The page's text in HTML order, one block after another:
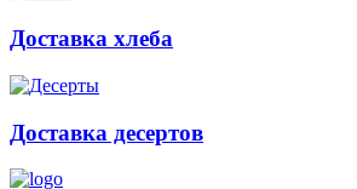
Доставка хлеба
Доставка десертов